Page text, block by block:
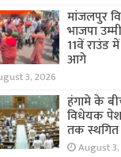
मांजलपुर
भाजपा
11वें राउंड
आगे
3, 2026
हंगामे के
विधेयक
तक स्थगित
August